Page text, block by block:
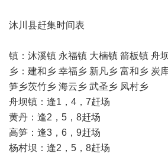
沐川县赶集时间表
镇：沐溪镇 永福镇 大楠镇 箭板镇 舟
乡：建和乡 幸福乡 新凡乡 富和乡 炭
笋乡茨竹乡 海云乡 武圣乡 凤村乡
舟坝镇：逢1，4，7赶场
黄丹：逢2，5，8赶场
高笋：逢3，6，9赶场
杨村坝：逢2，5，8赶场